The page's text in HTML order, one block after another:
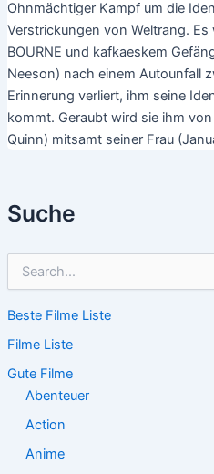
Suche
h
n
n
Beste Filme Liste
Filme Liste
Gute Filme
Abenteuer
Action
Anime
Ohnmächtiger Kampf um die
Verstrickungen von Weltrang.
BOURNE und kafkaeskem
Neeson) nach einem Autounfall
Erinnerung verliert, ihm seine
kommt. Geraubt wird sie ihm
Quinn) mitsamt seiner Frau